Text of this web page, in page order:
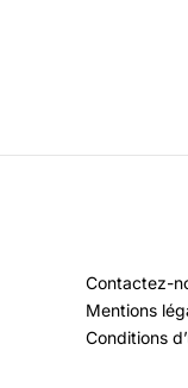
Contactez-
Mentions
Conditions